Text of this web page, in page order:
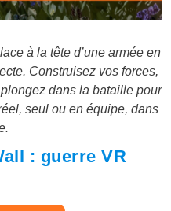
à la tête d’une armée en
Construisez vos forces,
dans la bataille pour
seul ou en équipe, dans
: guerre VR